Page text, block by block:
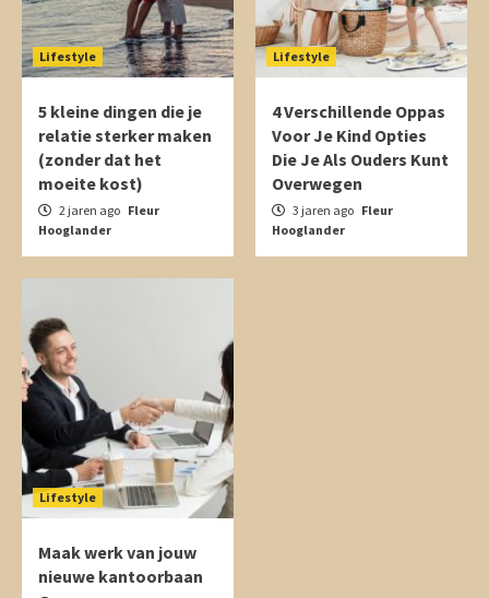
Lifestyle
5 kleine dingen die je
relatie sterker maken
(zonder dat het
moeite kost)
2 jaren ago Fleur
Hooglander
Lifestyle
4 Verschillende Oppas
Voor Je Kind Opties
Die Je Als Ouders Kunt
Overwegen
3 jaren ago Fleur
Hooglander
Lifestyle
Maak werk van jouw
nieuwe kantoorbaan